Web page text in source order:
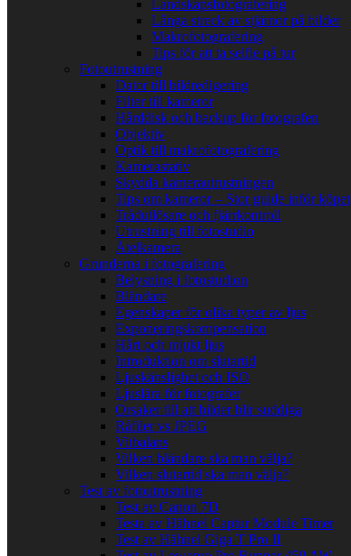
Landskapsfotografering
Långa streck av stjärnor på bilder
Makrofotografering
Tips för att ta selfie på tur
Fotoutrustning
Dator till bildredigering
Filter till kameror
Hårddisk och backup för fotografen
Objektiv
Optik till makrofotografering
Kamerastativ
Skydda kamerautrustningen
Tips om kameror – Stor guide inför köpet
Trådutlösare och fjärrkontroll
Utrustning till fotostudio
Åtelkamera
Grunderna i fotografering
Belysning i fotostudion
Bländare
Egenskaper för olika typer av ljus
Exponeringskompensation
Hårt och mjukt ljus
Introduktion om slutartid
Ljuskänslighet och ISO
Ljuslära för fotografer
Orsaker till att bilder blir suddiga
Råfiler vs JPEG
Vitbalans
Vilken bländare ska man välja?
Vilken slutartid ska man välja?
Test av fotoutrustning
Test av Canon 7D
Testa av Hähnel Captur Module Timer
Test av Hähnel Giga T Pro II